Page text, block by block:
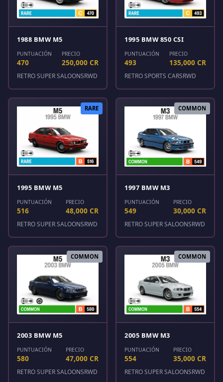
1988 BMW M5
PUNTUACIÓN
470
PRECIO
250,000 CR
RETRO SUPER SALOONSRWD
1995 BMW 850 CSI
PUNTUACIÓN
493
PRECIO
135,000 CR
RETRO SPORTS CARSRWD
RARE
1995 BMW M5
PUNTUACIÓN
516
PRECIO
48,000 CR
RETRO SUPER SALOONSRWD
COMMON
1997 BMW M3
PUNTUACIÓN
549
PRECIO
30,000 CR
RETRO SUPER SALOONSRWD
COMMON
2003 BMW M5
PUNTUACIÓN
580
PRECIO
47,000 CR
RETRO SUPER SALOONSRWD
COMMON
2005 BMW M3
PUNTUACIÓN
554
PRECIO
35,000 CR
RETRO SUPER SALOONSRWD